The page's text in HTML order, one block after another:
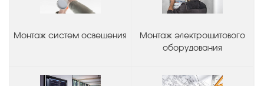
Монтаж систем освещения
Монтаж электрощитового
оборудования